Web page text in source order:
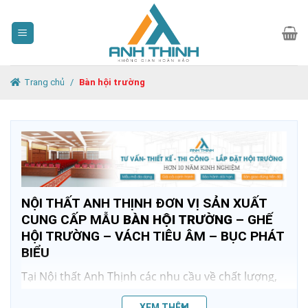
content
Trang chủ / Bàn hội trường
NỘI THẤT ANH THỊNH ĐƠN VỊ SẢN XUẤT
CUNG CẤP MẪU BÀN HỘI TRƯỜNG – GHẾ
HỘI TRƯỜNG – VÁCH TIÊU ÂM – BỤC PHÁT
BIỂU
Tại Nội thất Anh Thịnh các nhu cầu về chất lượng,
giá thành của bạn đều được đáp ứng, cùng với chế